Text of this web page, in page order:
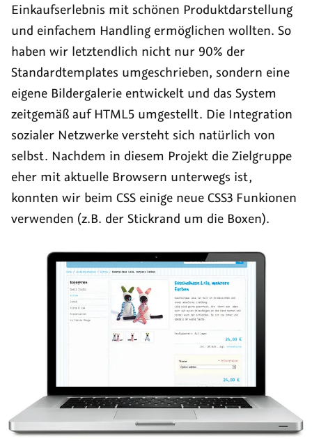
Einkaufserlebnis mit schönen Produktdarstellung
und einfachem Handling ermöglichen wollten. So
haben wir letztendlich nicht nur 90% der
Standardtemplates umgeschrieben, sondern eine
eigene Bildergalerie entwickelt und das System
zeitgemäß auf HTML5 umgestellt. Die Integration
sozialer Netzwerke versteht sich natürlich von
selbst. Nachdem in diesem Projekt die Zielgruppe
eher mit aktuelle Browsern unterwegs ist,
konnten wir beim CSS einige neue CSS3 Funkionen
verwenden (z.B. der Stickrand um die Boxen).